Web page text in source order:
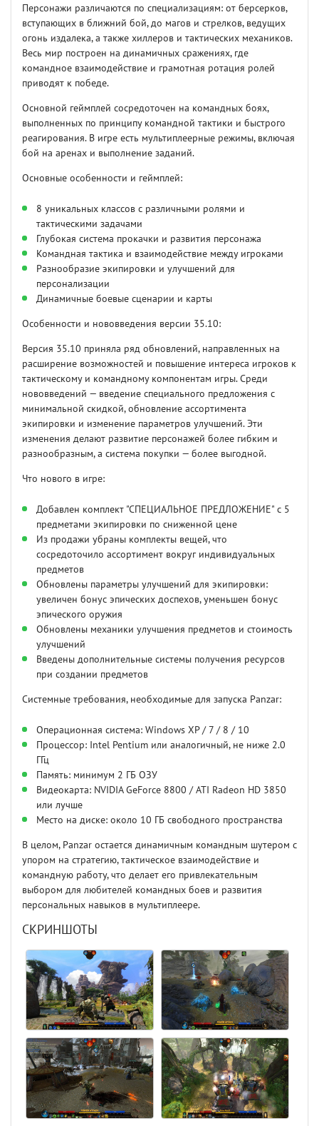
Персонажи различаются по специализациям: от берсерков,
вступающих в ближний бой, до магов и стрелков, ведущих
огонь издалека, а также хиллеров и тактических механиков.
Весь мир построен на динамичных сражениях, где
командное взаимодействие и грамотная ротация ролей
приводят к победе.
Основной геймплей сосредоточен на командных боях,
выполненных по принципу командной тактики и быстрого
реагирования. В игре есть мультиплеерные режимы, включая
бой на аренах и выполнение заданий.
Основные особенности и геймплей:
8 уникальных классов с различными ролями и
тактическими задачами
Глубокая система прокачки и развития персонажа
Командная тактика и взаимодействие между игроками
Разнообразие экипировки и улучшений для
персонализации
Динамичные боевые сценарии и карты
Особенности и нововведения версии 35.10:
Версия 35.10 приняла ряд обновлений, направленных на
расширение возможностей и повышение интереса игроков к
тактическому и командному компонентам игры. Среди
нововведений — введение специального предложения с
минимальной скидкой, обновление ассортимента
экипировки и изменение параметров улучшений. Эти
изменения делают развитие персонажей более гибким и
разнообразным, а система покупки — более выгодной.
Что нового в игре:
Добавлен комплект "СПЕЦИАЛЬНОЕ ПРЕДЛОЖЕНИЕ" с 5
предметами экипировки по сниженной цене
Из продажи убраны комплекты вещей, что
сосредоточило ассортимент вокруг индивидуальных
предметов
Обновлены параметры улучшений для экипировки:
увеличен бонус эпических доспехов, уменьшен бонус
эпического оружия
Обновлены механики улучшения предметов и стоимость
улучшений
Введены дополнительные системы получения ресурсов
при создании предметов
Системные требования, необходимые для запуска Panzar:
Операционная система: Windows XP / 7 / 8 / 10
Процессор: Intel Pentium или аналогичный, не ниже 2.0
ГГц
Память: минимум 2 ГБ ОЗУ
Видеокарта: NVIDIA GeForce 8800 / ATI Radeon HD 3850
или лучше
Место на диске: около 10 ГБ свободного пространства
В целом, Panzar остается динамичным командным шутером с
упором на стратегию, тактическое взаимодействие и
командную работу, что делает его привлекательным
выбором для любителей командных боев и развития
персональных навыков в мультиплеере.
СКРИНШОТЫ